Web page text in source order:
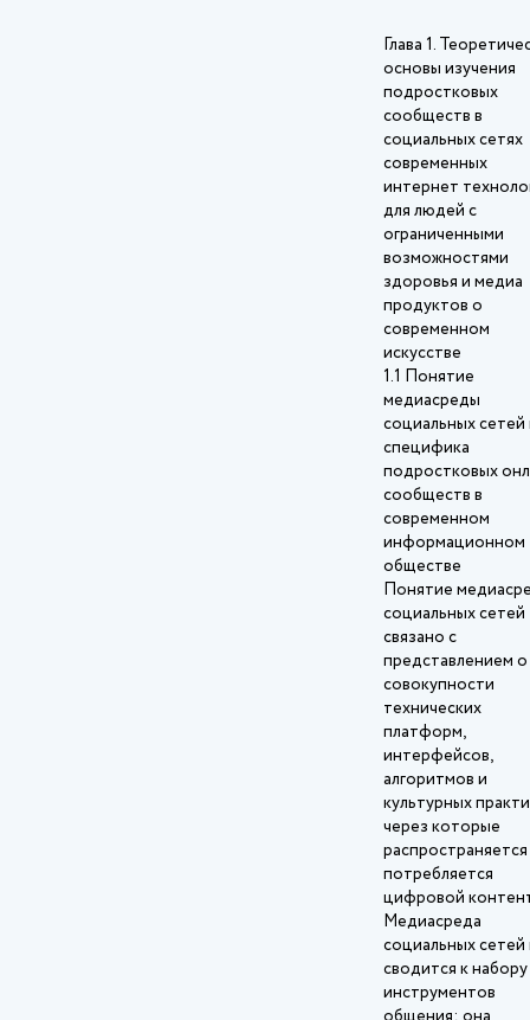
Глава 1.
основы изучения
подростковых
сообществ в
социальных сетях
современных
интернет
для людей с
ограниченными
возможностями
здоровья и медиа
продуктов о
современном
искусстве
1.1 Понятие
медиасреды
социальных сетей
специфика
подростковых
сообществ в
современном
информационном
обществе
Понятие
социальных сетей
связано с
представлением о
совокупности
технических
платформ,
интерфейсов,
алгоритмов и
культурных
через которые
потребляется
цифровой
Медиасреда
социальных сетей
сводится к набору
инструментов